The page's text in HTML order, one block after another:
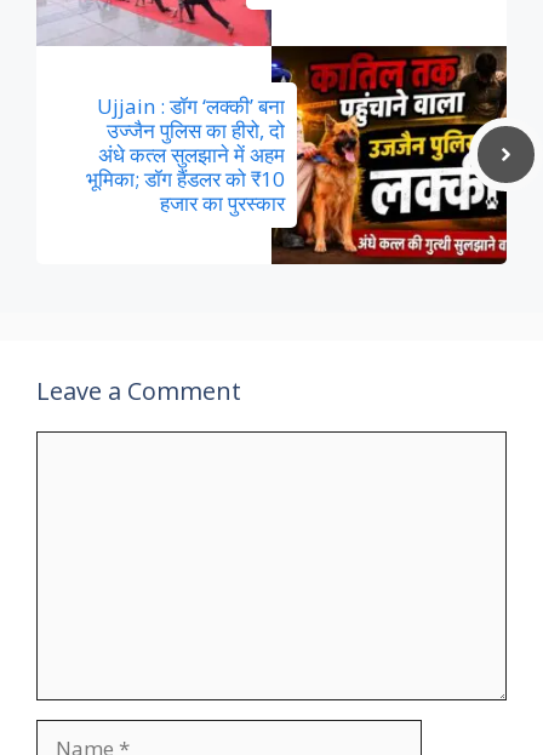
Ujjain : डॉग ‘लक्की’ बना
उज्जैन पुलिस का हीरो, दो
अंधे कत्ल सुलझाने में अहम
भूमिका; डॉग हैंडलर को ₹10
हजार का पुरस्कार
Leave a Comment